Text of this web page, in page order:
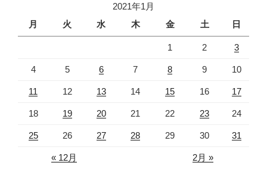
2021年1月
月
火 水 木 金 土 日
1 2 3
4 5 6 7 8 9 10
11 12 13 14 15 16 17
18 19 20 21 22 23 24
25 26 27 28 29 30 31
« 12月 2月 »